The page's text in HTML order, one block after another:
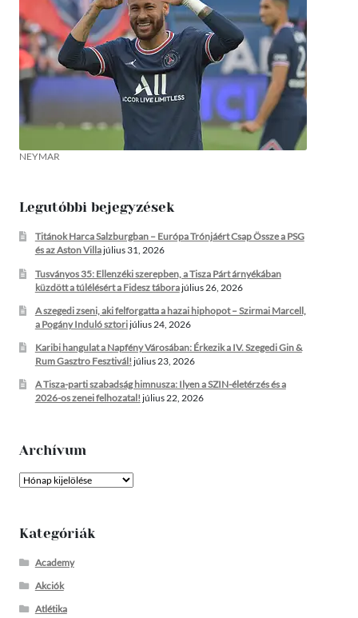
NEYMAR
Legutóbbi bejegyzések
Titánok Harca Salzburgban – Európa Trónjáért Csap Össze a PSG
és az Aston Villajúlius 31, 2026
Tusványos 35: Ellenzéki szerepben, a Tisza Párt árnyékában
küzdött a túlélésért a Fidesz táborajúlius 26, 2026
A szegedi zseni, aki felforgatta a hazai hiphopot – Szirmai Marcell,
a Pogány Induló sztorijúlius 24, 2026
Karibi hangulat a Napfény Városában: Érkezik a IV. Szegedi Gin &
Rum Gasztro Fesztivál! július 23, 2026
A Tisza-parti szabadság himnusza: Ilyen a SZIN-életérzés és a
2026-os zenei felhozatal! július 22, 2026
Archívum
Archívum
Kategóriák
Academy
Akciók
Atlétika